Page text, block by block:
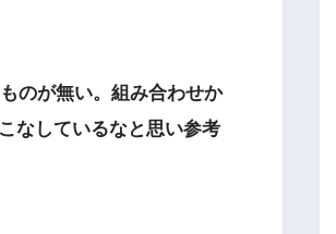
のが無い。組み合わせか
なしているなと思い参考